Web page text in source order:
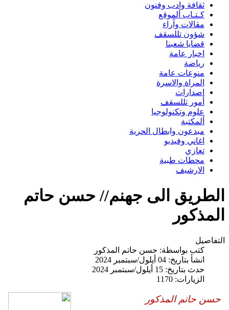
ثقافة وادب وفنون
كـتـاب ألموقع
مقالات وآراء
شؤون تللسقف
قضايا شعبنا
اخبار عامة
رياضة
منوعات عامة
المراة والاسرة
اصدارات
أمور تللسقف
علوم وتكنولوجيا
ألمكتبة
مبدعون وابطال الحرية
اغاني وفيديو
تعازي
محطات طبية
الارشيف
الطريق الى جهنم// حسن حاتم
المذكور
التفاصيل
كتب بواسطة: حسن حاتم المذكور
انشأ بتاريخ: 04 أيلول/سبتمبر 2024
حدث بتاريخ: 15 أيلول/سبتمبر 2024
الزيارات: 1170
حسن حاتم المذكور